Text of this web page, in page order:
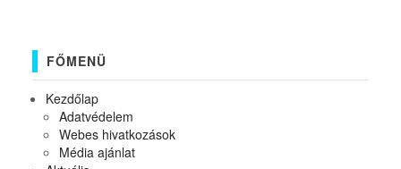
FŐMENÜ
Kezdőlap
Adatvédelem
Webes hivatkozások
Média ajánlat